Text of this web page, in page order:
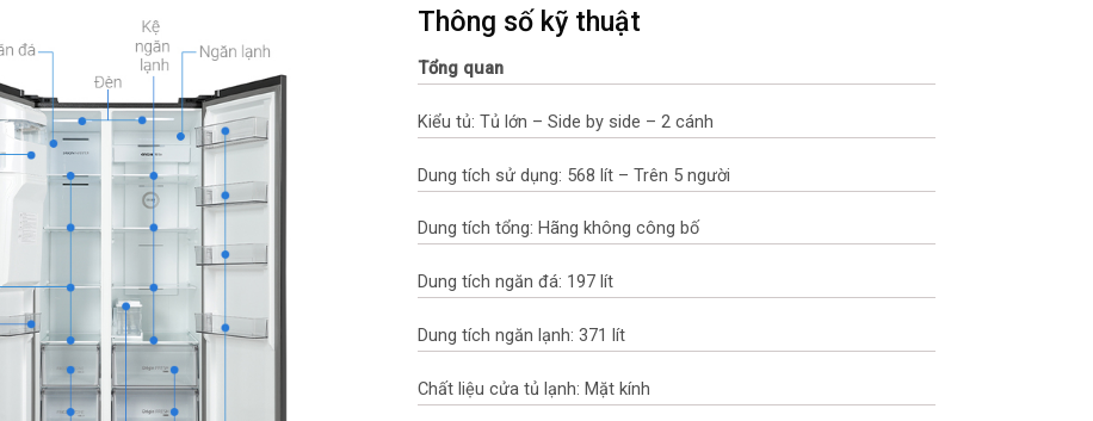
Thông số kỹ thuật
Tổng quan
Kiểu tủ: Tủ lớn – Side by side – 2 cánh
Dung tích sử dụng: 568 lít – Trên 5 người
Dung tích tổng: Hãng không công bố
Dung tích ngăn đá: 197 lít
Dung tích ngăn lạnh: 371 lít
Chất liệu cửa tủ lạnh: Mặt kính